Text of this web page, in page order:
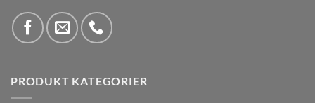
PRODUKT KATEGORIER